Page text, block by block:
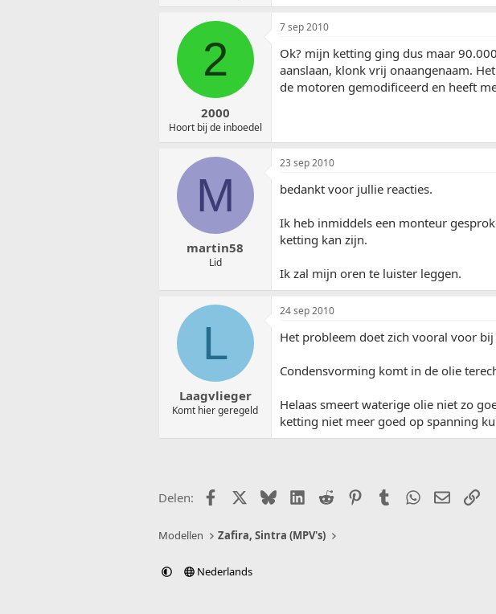
2
2000
Hoort bij de inboedel
7 sep 2010
Ok? mijn ketting ging dus maar
aanslaan, klonk vrij onaangenaam.
de motoren gemodificeerd en heeft
M
martin58
Lid
23 sep 2010
bedankt voor jullie reacties.
Ik heb inmiddels een monteur
ketting kan zijn.
Ik zal mijn oren te luister leggen.
L
Laagvlieger
Komt hier geregeld
24 sep 2010
Het probleem doet zich vooral voor
Condensvorming komt in de olie
Helaas smeert waterige olie niet zo
ketting niet meer goed op spanning
Delen: FacebookX (Twitter)
BlueskyLinkedIn
Reddit PinterestTumblr WhatsApp
E-mailLink
Modellen Zafira, Sintra (MPV's)
Nederlands